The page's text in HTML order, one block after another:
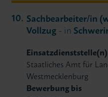
Sachbearbeiter/in
Vollzug - in
Einsatzdienststelle(n)
Staatliches Amt für
Westmecklenburg
Bewerbung bis